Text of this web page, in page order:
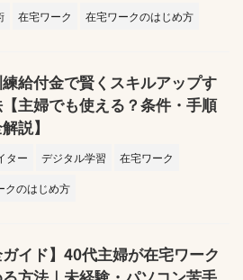
在宅ワーク 在宅ワークのはじめ方
給付金で賢くスキルアップす
主婦でも使える？条件・手順
説】
ター デジタル学習
在宅ワーク
クのはじめ方
ガイド】40代主婦が在宅ワーク